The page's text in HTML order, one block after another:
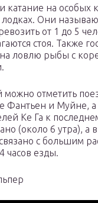
катание на особых
Они
от 1 до 5
стоя. Также
на ловлю рыбы с
можно отметить
Фантьен и Муйне,
Ке Га к
(около 6 утра), а
с большим
часов езды.